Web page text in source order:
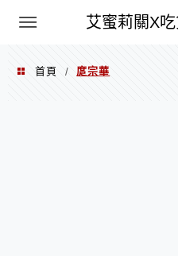
艾蜜莉關X
PXN
首頁 / 庹宗華